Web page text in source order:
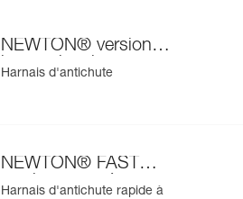
NEWTON® version
internationale
Harnais d'antichute
NEWTON® FAST
version européenne
Harnais d'antichute rapide à